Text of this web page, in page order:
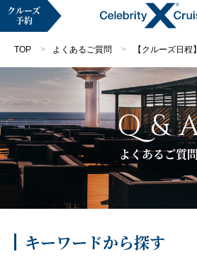
マイページ
クルーズ検索
クルーズ
予約
TOP よくあるご質問 【クルーズ日
Q &
よくあるご質
キーワードから探す